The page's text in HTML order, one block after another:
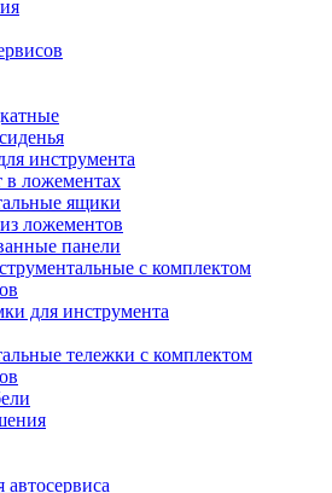
инструмента
в ложементах
ящики
ложементов
панели
с комплектом
для инструмента
тележки с комплектом